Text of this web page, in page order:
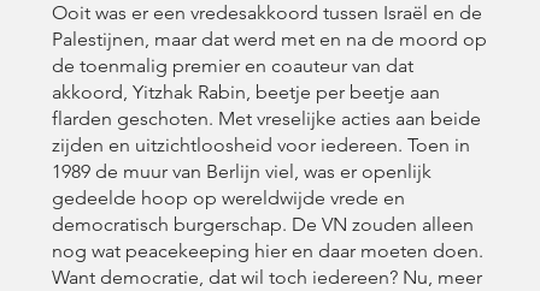
Ooit was er een vredesakkoord tussen Israël en de
Palestijnen, maar dat werd met en na de moord op
de toenmalig premier en coauteur van dat
akkoord, Yitzhak Rabin, beetje per beetje aan
flarden geschoten. Met vreselijke acties aan beide
zijden en uitzichtloosheid voor iedereen. Toen in
1989 de muur van Berlijn viel, was er openlijk
gedeelde hoop op wereldwijde vrede en
democratisch burgerschap. De VN zouden alleen
nog wat peacekeeping hier en daar moeten doen.
Want democratie, dat wil toch iedereen? Nu, meer